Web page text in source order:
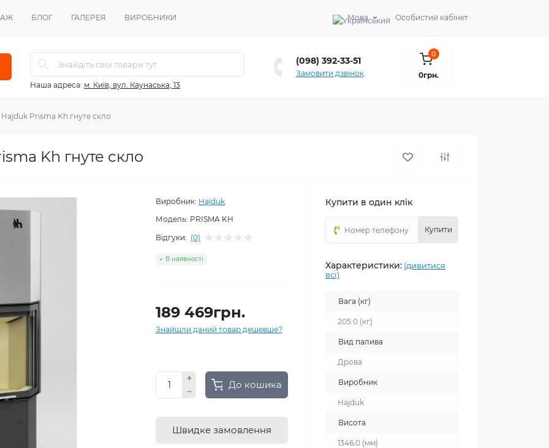
БЛОГ ГАЛЕРЕЯ ВИРОБНИКИ Мова Особистий кабінет
Наша адреса: м. Київ, вул. Каунаська, 13
(098) 392-33-51
Замовити дзвінок
0
0грн.
Prisma Kh гнуте скло
Kh гнуте скло
Виробник: Hajduk
Модель: PRISMA KH
Відгуки: (0)
В наявності
189 469грн.
Знайшли даний товар дешевше?
До кошика
Швидке замовлення
Купити в один клік
Купити
Характеристики: (дивитися
всі)
Вага (кг)
205.0 (кг)
Вид палива
Дрова
Виробник
Hajduk
Висота
1346.0 (мм)